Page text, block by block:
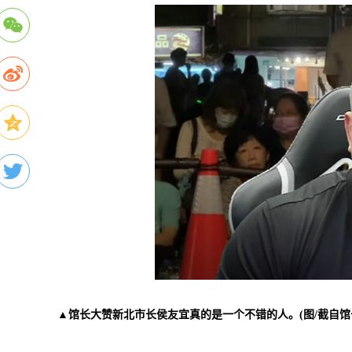
▲馆长大赞新北市长侯友宜真的是一个不错的人。(图/截自